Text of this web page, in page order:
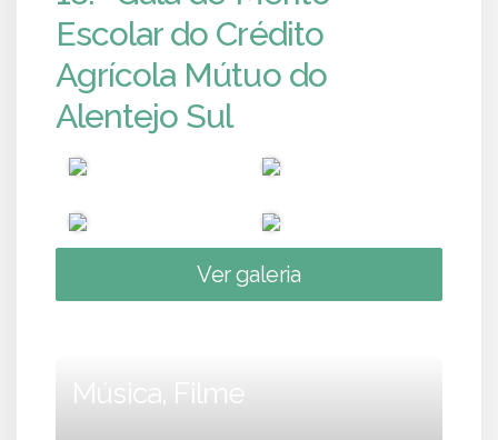
Escolar do Crédito
Agrícola Mútuo do
Alentejo Sul
Ver galeria
Música, Filme